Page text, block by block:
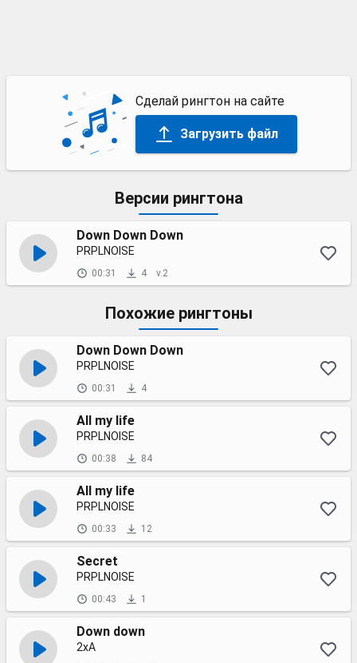
Сделай рингтон на сайте
Загрузить файл
Версии рингтона
Down Down Down
PRPLNOISE
00:31 4 v.2
Похожие рингтоны
Down Down Down
PRPLNOISE
00:31 4
All my life
PRPLNOISE
00:38 84
All my life
PRPLNOISE
00:33 12
Secret
PRPLNOISE
00:43 1
Down down
2xA